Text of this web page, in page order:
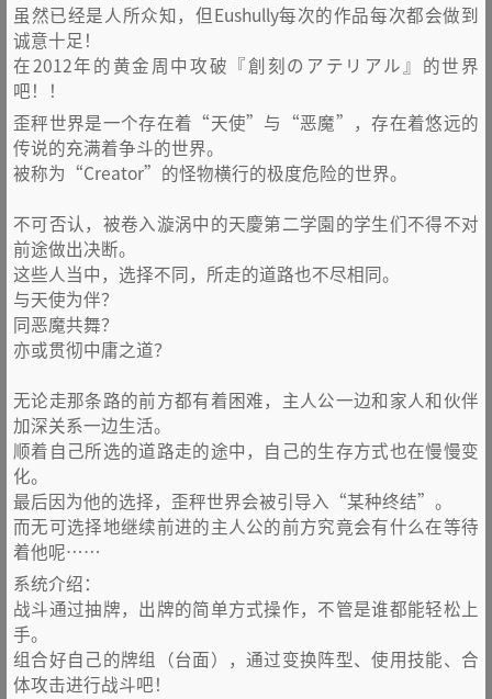
虽然已经是人所众知，但Eushully每次的作品每次都会做到
诚意十足！
在2012年的黄金周中攻破『創刻のアテリアル』的世界
吧！！
歪秤世界是一个存在着“天使”与“恶魔”，存在着悠远的
传说的充满着争斗的世界。
被称为“Creator”的怪物横行的极度危险的世界。
不可否认，被卷入漩涡中的天慶第二学園的学生们不得不对
前途做出决断。
这些人当中，选择不同，所走的道路也不尽相同。
与天使为伴？
同恶魔共舞？
亦或贯彻中庸之道？
无论走那条路的前方都有着困难，主人公一边和家人和伙伴
加深关系一边生活。
顺着自己所选的道路走的途中，自己的生存方式也在慢慢变
化。
最后因为他的选择，歪秤世界会被引导入“某种终结”。
而无可选择地继续前进的主人公的前方究竟会有什么在等待
着他呢……
系统介绍：
战斗通过抽牌，出牌的简单方式操作，不管是谁都能轻松上
手。
组合好自己的牌组（台面），通过变换阵型、使用技能、合
体攻击进行战斗吧！